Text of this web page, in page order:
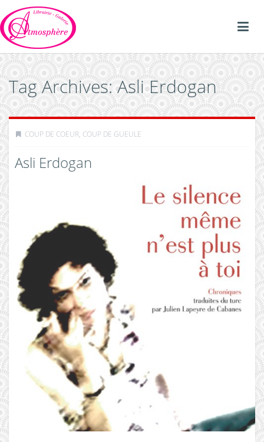
Tag Archives: Asli Erdogan
COUP DE COEUR, COUP DE GUEULE
Asli Erdogan